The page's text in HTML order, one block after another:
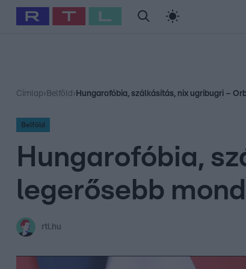
Babits Marcella Szellő István Most Wanted
Címlap› Belföld › Hungarofóbia, szálkásítás, nix ugribugri –
Belföld
Hungarofóbia,
legerősebb
rtl.hu